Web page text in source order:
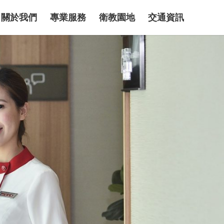
關於我們 專業服務 衛教園地 交通資訊